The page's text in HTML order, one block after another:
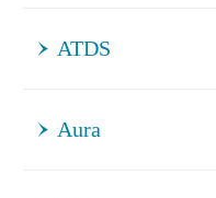
ATDS
Aura